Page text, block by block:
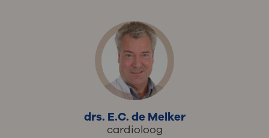
drs. E.C. de Melker
cardioloog